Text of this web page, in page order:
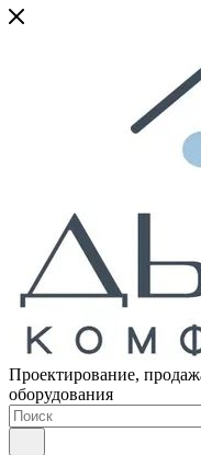
Проектирование,
оборудования